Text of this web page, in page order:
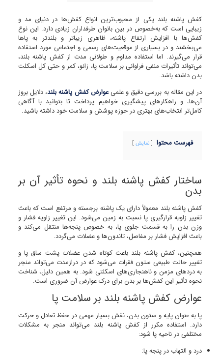
کفش پاشنه بلند یکی از محبوب‌ترین انواع کفش‌ها در دنیای مد و
زیبایی است که به‌خصوص در بین بانوان طرفداران زیادی دارد. این نوع
کفش‌ها با افزایش ارتفاع پاشنه، ظاهری زیباتر و بلندتر به پاها
می‌بخشند و در بسیاری از موقعیت‌های رسمی و اجتماعی مورد استفاده
قرار می‌گیرند. اما استفاده مداوم و طولانی مدت از کفش پاشنه بلند،
می‌تواند تأثیرات منفی فراوانی بر سلامت پا، زانو، کمر و حتی کل اسکلت
بدن داشته باشد.
در این مقاله به بررسی دقیق و علمیعوارض کفش پاشنه بلند، دلایل بروز
آن‌ها، و راهکارهای پیشگیری خواهیم پرداخت تا بتوانید با آگاهی
کامل‌تر انتخاب‌های بهتری در حوزه پوشش و سلامت خود داشته باشید.
فهرست محتوا نمایش
ساختار کفش پاشنه بلند و نحوه تأثیر آن بر
بدن
کفش پاشنه بلند معمولاً دارای یک پاشنه برجسته و مرتفع است که باعث
تغییر زاویه قرارگیری پا نسبت به زمین می‌شود. این تغییر زاویه فشار و
وزن بدن را به قسمت جلوی پا، به خصوص پنجه‌ها منتقل می‌کند و
باعث افزایش فشار بر مفاصل، تاندون‌ها و عضلات می‌گردد.
همچنین، کفش پاشنه بلند باعث کوتاه شدن عضلات پشت ساق پا و
تغییر حالت طبیعی ستون فقرات می‌شود که در درازمدت می‌تواند منجر
به دردهای مزمن و ناهنجاری‌های اسکلتی شود. به همین دلیل، شناخت
نحوه تأثیر این کفش‌ها بر بدن برای درک عوارض آن ضروری است.
عوارض کفش پاشنه بلند بر سلامت پا
پا به عنوان پایه و ستون بدن، نقش بسیار مهمی در حفظ تعادل و حرکت
دارد. استفاده مکرر از کفش پاشنه بلند می‌تواند منجر به مشکلات
مختلفی در ناحیه پا شود:
درد و التهاب در پنجه پا: